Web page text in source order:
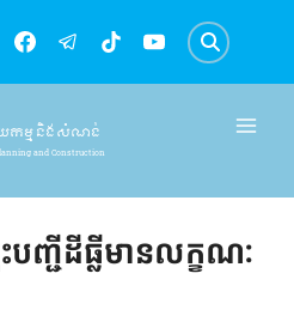
យកម្ម និងសំណង់
and Construction
បញ្ជីដីធ្លីមានលក្ខណៈ